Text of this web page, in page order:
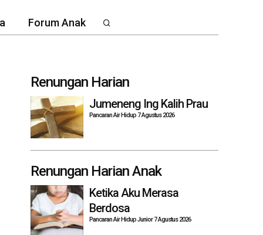
Forum Anak
Renungan Harian
Jumeneng Ing Kalih Prau
Pancaran Air Hidup 7 Agustus 2026
Renungan Harian Anak
Ketika Aku Merasa
Berdosa
Pancaran Air Hidup Junior 7 Agustus 2026